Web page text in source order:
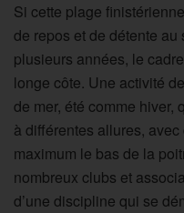
Si cette plage
de repos et de détente
plusieurs années, le
longe côte. Une activité
de mer, été comme hiver,
à différentes allures,
maximum le bas de la
nombreux clubs et
d’une discipline qui se